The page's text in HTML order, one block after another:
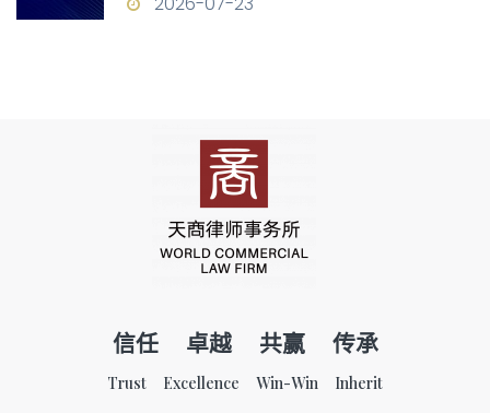
信任 卓越 共赢 传承
Trust Excellence Win-Win Inherit